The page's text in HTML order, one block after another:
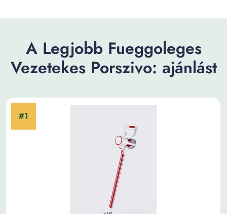
A Legjobb Fueggoleges
Vezetekes Porszivo: ajánlást